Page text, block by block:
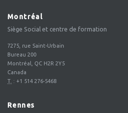
Montréal
Siège Social et centre de formation
7275, rue Saint-Urbain
Bureau 200
Montréal, QC H2R 2Y5
Canada
T. : +1 514 276-5468
Rennes